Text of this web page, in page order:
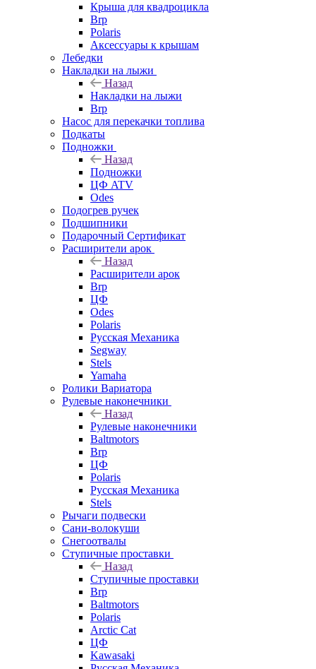
Крыша для квадроцикла
Brp
Polaris
Аксессуары к крышам
Лебедки
Накладки на лыжи
Назад
Накладки на лыжи
Brp
Насос для перекачки топлива
Подкаты
Подножки
Назад
Подножки
ЦФ ATV
Odes
Подогрев ручек
Подшипники
Подарочный Сертификат
Расширители арок
Назад
Расширители арок
Brp
ЦФ
Odes
Polaris
Русская Механика
Segway
Stels
Yamaha
Ролики Вариатора
Рулевые наконечники
Назад
Рулевые наконечники
Baltmotors
Brp
ЦФ
Polaris
Русская Механика
Stels
Рычаги подвески
Сани-волокуши
Снегоотвалы
Ступичные проставки
Назад
Ступичные проставки
Brp
Baltmotors
Polaris
Arctic Cat
ЦФ
Kawasaki